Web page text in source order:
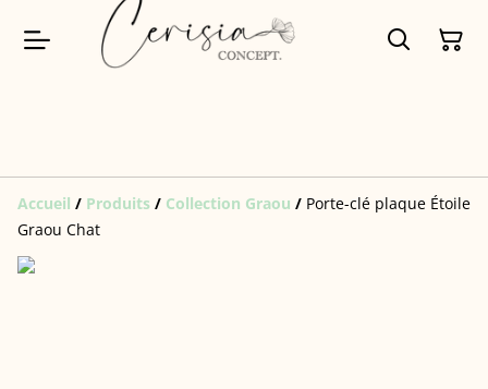
Accueil / Produits / Collection Graou / Porte-clé plaque Étoile
Graou Chat